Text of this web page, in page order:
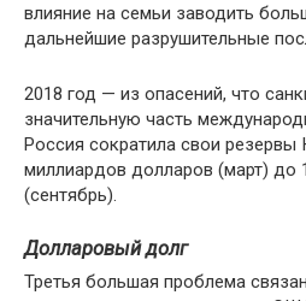
влияние на семьи заводить
дальнейшие разрушительные
2018 год — из опасений, что
значительную часть
Россия сократила свои
миллиардов долларов (март) до
(сентябрь).
Долларовый долг
Третья большая проблема